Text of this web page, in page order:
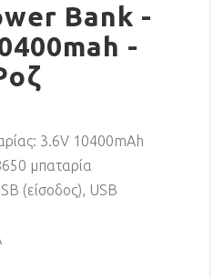
Bank -
-
3.6V 10400mAh
μπαταρία
(είσοδος), USB